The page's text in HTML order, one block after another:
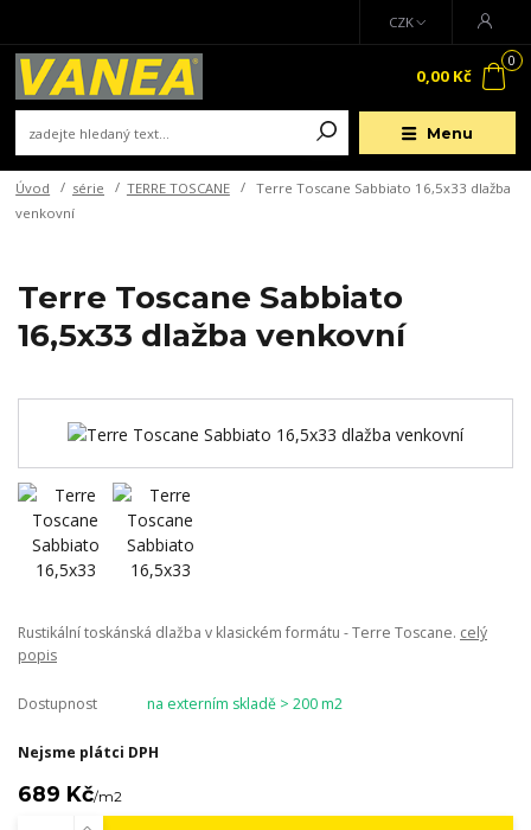
Menu
CZK
0
0,00 Kč
Úvod série TERRE TOSCANE
Terre Toscane Sabbiato 16,5x33 dlažba
venkovní
Terre Toscane Sabbiato
16,5x33 dlažba venkovní
Rustikální toskánská dlažba v klasickém formátu - Terre Toscane. celý
popis
Dostupnost na externím skladě > 200 m2
Nejsme plátci DPH
689 Kč/m2